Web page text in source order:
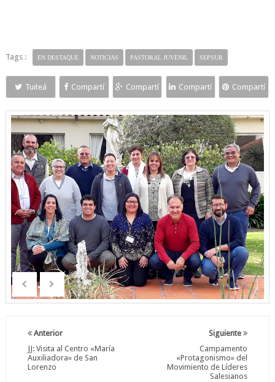
Tags : EN DESTAQUE NOTICIAS PASTORAL JUVENIL SEPSUR
Tuiteá Compartí Compartí Compartí Compartí
Siguiente
Campamento
«Protagonismo» del
Movimiento de Líderes
Salesianos
Anterior
JJ: Visita al Centro «María
Auxiliadora» de San
Lorenzo